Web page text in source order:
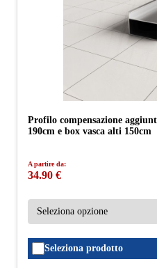
Profilo compensazione
190cm e box vasca alti 150cm
A partire da:
34.90 €
Seleziona prodotto